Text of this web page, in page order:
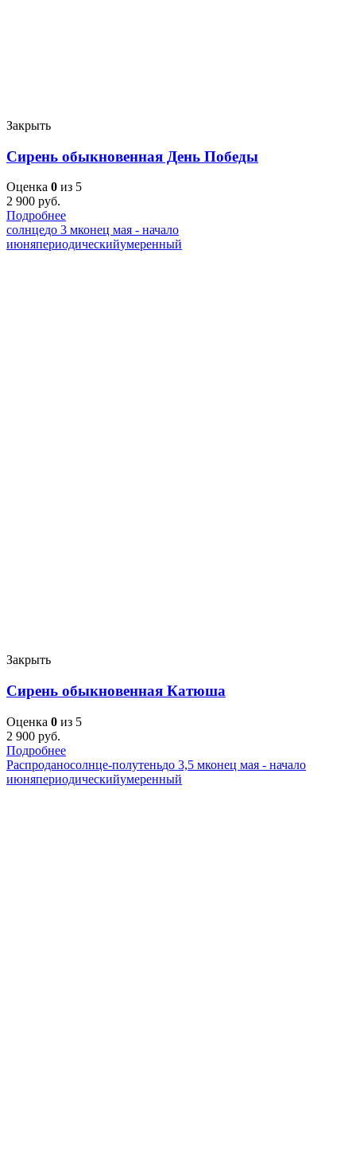
Закрыть
Сирень обыкновенная День Победы
Оценка 0 из 5
2 900 руб.
Подробнее
солнцедо 3 мконец мая - начало
июняпериодическийумеренный
Закрыть
Сирень обыкновенная Катюша
Оценка 0 из 5
2 900 руб.
Подробнее
Распроданосолнце-полутеньдо 3,5 мконец мая - начало
июняпериодическийумеренный